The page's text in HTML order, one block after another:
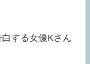
する女優Kさん